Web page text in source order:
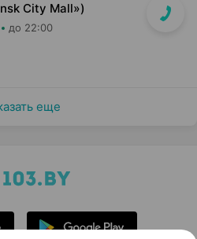
City Mall»)
до 22:00
еще